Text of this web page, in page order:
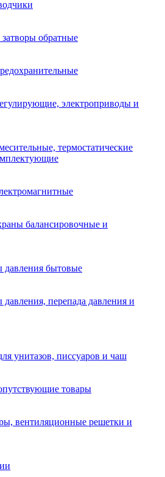
обратные
электроприводы и
термостатические
балансировочные и
давления бытовые
давления, перепада давления и
унитазов, писсуаров и чаш
товары
вентиляционные решетки и